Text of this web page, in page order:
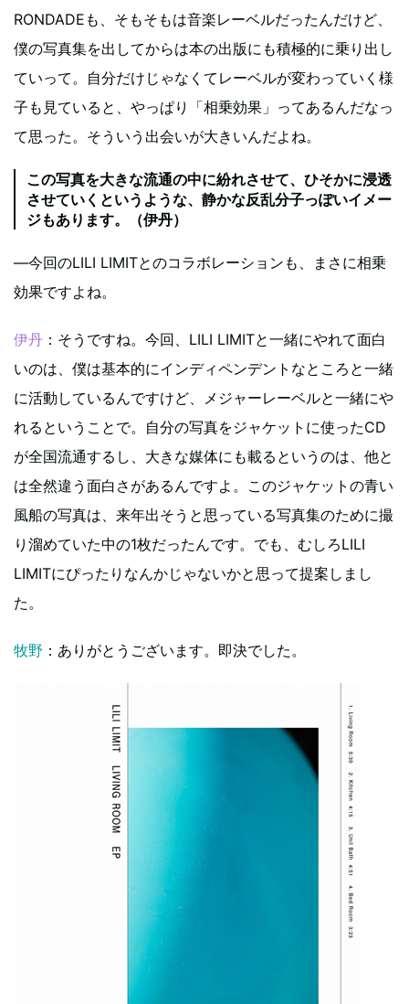
RONDADEも、そもそもは音楽レーベルだったんだけど、
僕の写真集を出してからは本の出版にも積極的に乗り出し
ていって。自分だけじゃなくてレーベルが変わっていく様
子も見ていると、やっぱり「相乗効果」ってあるんだなっ
て思った。そういう出会いが大きいんだよね。
この写真を大きな流通の中に紛れさせて、ひそかに浸透
させていくというような、静かな反乱分子っぽいイメー
ジもあります。（伊丹）
―今回のLILI LIMITとのコラボレーションも、まさに相乗
効果ですよね。
伊丹 ：そうですね。今回、LILI LIMITと一緒にやれて面白
いのは、僕は基本的にインディペンデントなところと一緒
に活動しているんですけど、メジャーレーベルと一緒にや
れるということで。自分の写真をジャケットに使ったCD
が全国流通するし、大きな媒体にも載るというのは、他と
は全然違う面白さがあるんですよ。このジャケットの青い
風船の写真は、来年出そうと思っている写真集のために撮
り溜めていた中の1枚だったんです。でも、むしろLILI
LIMITにぴったりなんかじゃないかと思って提案しまし
た。
牧野 ：ありがとうございます。即決でした。